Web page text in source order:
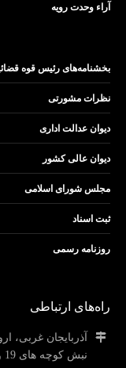
آراء وحدت رویه
بخشنامه‌های رئیس قوه
نظرات مشورتی
دیوان عدالت اداری
دیوان عالی کشور
مجلس شورای اسلامی
ثبت اسناد
روزنامه رسمی
راه‌های ارتباطی
آذربایجان غربی،
نبش کوچه های 19 و 21